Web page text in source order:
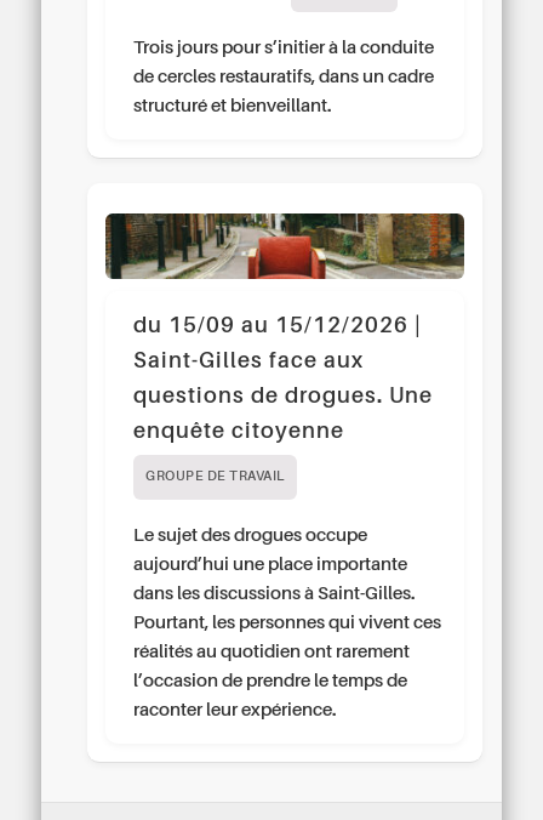
Trois jours pour s’initier à la conduite
de cercles restauratifs, dans un cadre
structuré et bienveillant.
du 15/09 au 15/12/2026 |
Saint-Gilles face aux
questions de drogues. Une
enquête citoyenne
GROUPE DE TRAVAIL
Le sujet des drogues occupe
aujourd’hui une place importante
dans les discussions à Saint-Gilles.
Pourtant, les personnes qui vivent ces
réalités au quotidien ont rarement
l’occasion de prendre le temps de
raconter leur expérience.